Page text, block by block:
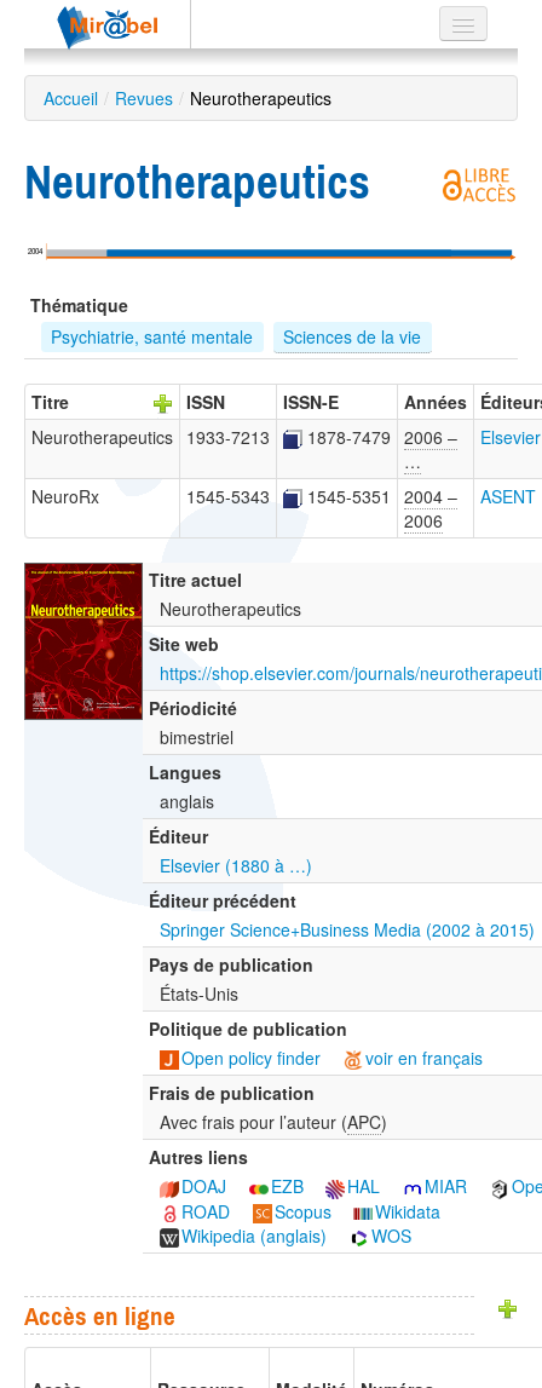
Le réseau
Soutien
Recherche
avancée
EN
ES
?
Accueil / Revues / Neurotherapeutics
Neurotherapeutics
2004
Thématique
Psychiatrie, santé mentale
Sciences de la vie
Titre ISSN ISSN-E Années
Neurotherapeutics 1933-7213 1878-7479 2006 –
…
Elsevier
NeuroRx 1545-5343 1545-5351
2004 –
2006
ASENT
Titre actuel
Neurotherapeutics
Site web
https://shop.elsevier.com/journals/
Périodicité
bimestriel
Langues
anglais
Éditeur
Elsevier (1880 à …)
Éditeur précédent
Springer Science+Business Media (2002 à 2015)
Pays de publication
États-Unis
Politique de publication
Open policy finder
voir en français
Frais de publication
Avec frais pour l’auteur (APC)
Autres liens
DOAJ
EZB HAL MIAR
ROAD
Scopus
Wikidata
Wikipedia (anglais)
WOS
Accès en ligne